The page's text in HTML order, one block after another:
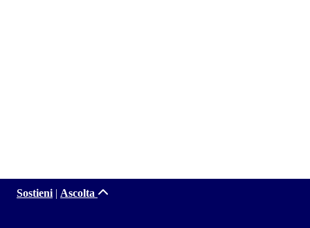
Sostieni | Ascolta